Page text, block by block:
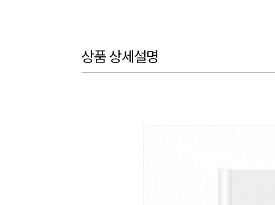
상품 상세설명